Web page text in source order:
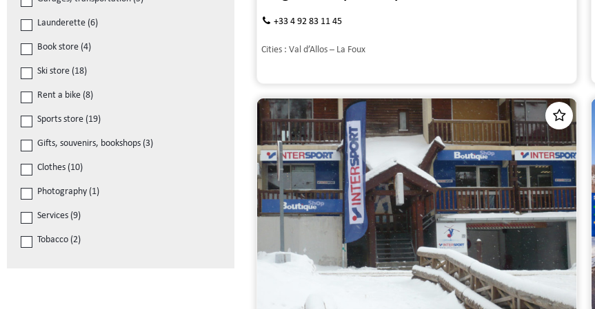
Launderette (6)
Book store (4)
Ski store (18)
Rent a bike (8)
Sports store (19)
Gifts, souvenirs, bookshops (3)
Clothes (10)
Photography (1)
Services (9)
Tobacco (2)
+33 4 92 83 11 45
Cities : Val d’Allos – La Foux